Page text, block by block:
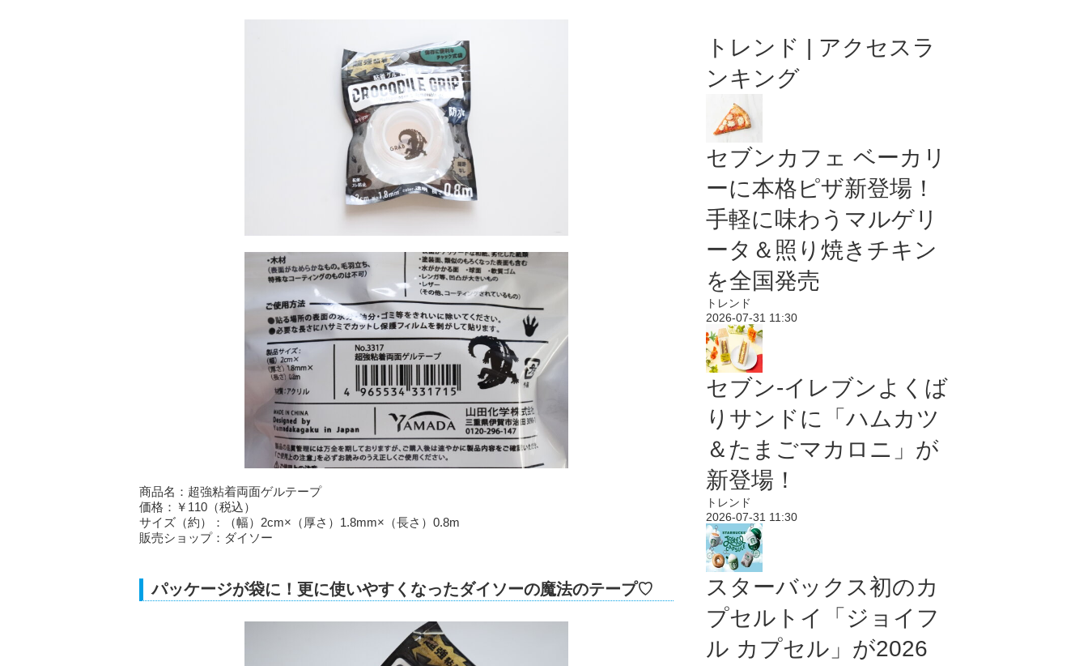
商品名：超強粘着両面ゲルテープ
価格：￥110（税込）
サイズ（約）：（幅）2cm×（厚さ）1.8mm×（長さ）0.8m
販売ショップ：ダイソー
パッケージが袋に！更に使いやすくなったダイソーの魔法のテープ♡
トレンド | アクセスラ
ンキング
セブンカフェ ベーカリ
ーに本格ピザ新登場！
手軽に味わうマルゲリ
ータ＆照り焼きチキン
を全国発売
トレンド
2026-07-31 11:30
セブン‐イレブンよくば
りサンドに「ハムカツ
＆たまごマカロニ」が
新登場！
トレンド
2026-07-31 11:30
スターバックス初のカ
プセルトイ「ジョイフ
ル カプセル」が2026